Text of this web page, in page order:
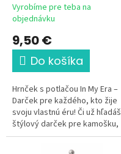
o
Vyrobíme pre teba na
objednávku
9,50 €
Do košíka
Hrnček s potlačou In My Era –
Darček pre každého, kto žije
svoju vlastnú éru! Či už hľadáš
štýlový darček pre kamošku,
sestru, alebo chceš potešiť
samu seba, tento trendový...